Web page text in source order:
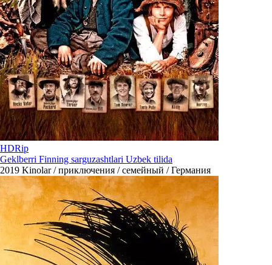
HDRip
Geklberri Finning sarguzashtlari Uzbek tilida
2019 Kinolar / приключения / семейный / Германия